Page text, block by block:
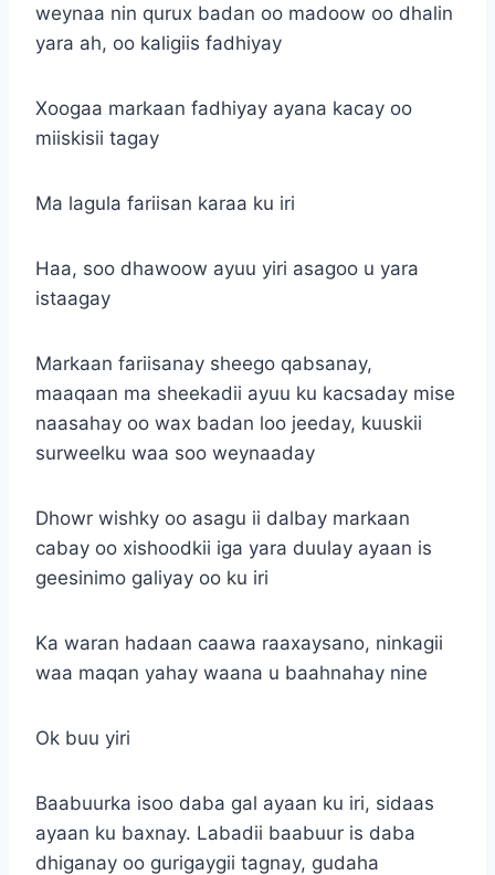
weynaa nin qurux badan oo madoow oo dhalin
yara ah, oo kaligiis fadhiyay
Xoogaa markaan fadhiyay ayana kacay oo
miiskisii tagay
Ma lagula fariisan karaa ku iri
Haa, soo dhawoow ayuu yiri asagoo u yara
istaagay
Markaan fariisanay sheego qabsanay,
maaqaan ma sheekadii ayuu ku kacsaday mise
naasahay oo wax badan loo jeeday, kuuskii
surweelku waa soo weynaaday
Dhowr wishky oo asagu ii dalbay markaan
cabay oo xishoodkii iga yara duulay ayaan is
geesinimo galiyay oo ku iri
Ka waran hadaan caawa raaxaysano, ninkagii
waa maqan yahay waana u baahnahay nine
Ok buu yiri
Baabuurka isoo daba gal ayaan ku iri, sidaas
ayaan ku baxnay. Labadii baabuur is daba
dhiganay oo gurigaygii tagnay, gudaha